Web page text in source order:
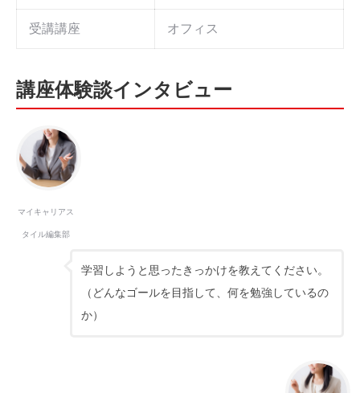
受講講座 オフィス
講座体験談インタビュー
マイキャリアス
タイル編集部
学習しようと思ったきっかけを教えてください。
（どんなゴールを目指して、何を勉強しているの
か）